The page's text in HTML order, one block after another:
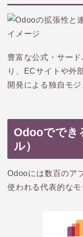
豊富な公式・サー
り、ECサイトや外
開発による独自モ
Odooででき
ル）
Odooには数百のア
使われる代表的なモ